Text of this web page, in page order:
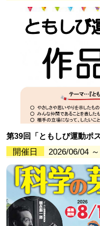
第39回「ともしび運動ポ
開催日 2026/06/04